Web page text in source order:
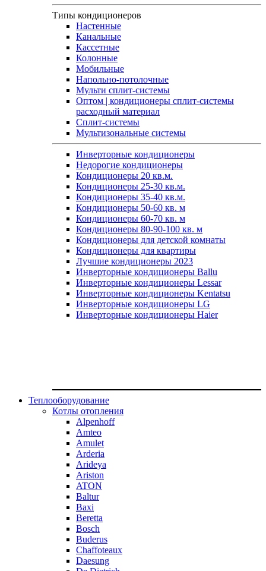
Типы кондиционеров
Настенные
Канальные
Кассетные
Колонные
Мобильные
Напольно-потолочные
Мульти сплит-системы
Оптом | кондиционеры сплит-системы
расходный материал
Сплит-системы
Мультизональные системы
Инверторные кондиционеры
Недорогие кондиционеры
Кондиционеры 20 кв.м.
Кондиционеры 25-30 кв.м.
Кондиционеры 35-40 кв.м.
Кондиционеры 50-60 кв. м
Кондиционеры 60-70 кв. м
Кондиционеры 80-90-100 кв. м
Кондиционеры для детской комнаты
Кондиционеры для квартиры
Лучшие кондиционеры 2023
Инверторные кондиционеры Ballu
Инверторные кондиционеры Lessar
Инверторные кондиционеры Kentatsu
Инверторные кондиционеры LG
Инверторные кондиционеры Haier
Теплооборудование
Котлы отопления
Alpenhoff
Amteo
Amulet
Arderia
Arideya
Ariston
ATON
Baltur
Baxi
Beretta
Bosch
Buderus
Chaffoteaux
Daesung